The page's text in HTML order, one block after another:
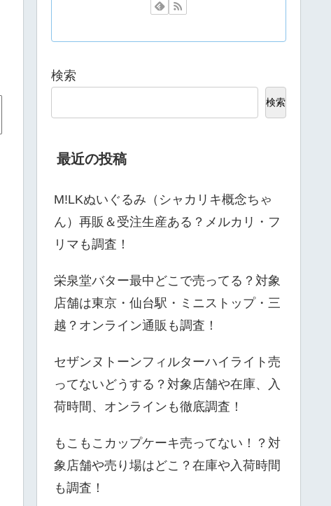
検索
検索
最近の投稿
M!LKぬいぐるみ（シャカリキ概念ちゃ
ん）再販＆受注生産ある？メルカリ・フ
リマも調査！
栄泉堂バター最中どこで売ってる？対象
店舗は東京・仙台駅・ミニストップ・三
越？オンライン通販も調査！
セザンヌトーンフィルターハイライト売
ってないどうする？対象店舗や在庫、入
荷時間、オンラインも徹底調査！
もこもこカップケーキ売ってない！？対
象店舗や売り場はどこ？在庫や入荷時間
も調査！